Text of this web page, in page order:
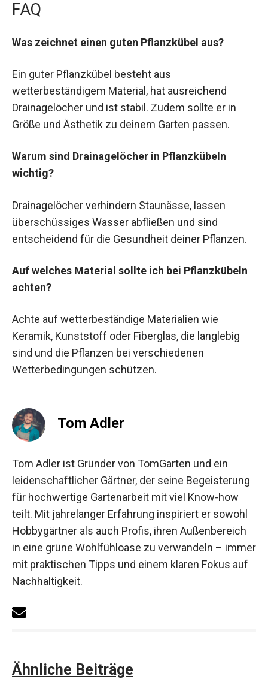
FAQ
Was zeichnet einen guten Pflanzkübel aus?
Ein guter Pflanzkübel besteht aus
wetterbeständigem Material, hat ausreichend
Drainagelöcher und ist stabil. Zudem sollte er in
Größe und Ästhetik zu deinem Garten passen.
Warum sind Drainagelöcher in Pflanzkübeln
wichtig?
Drainagelöcher verhindern Staunässe, lassen
überschüssiges Wasser abfließen und sind
entscheidend für die Gesundheit deiner Pflanzen.
Auf welches Material sollte ich bei Pflanzkübeln
achten?
Achte auf wetterbeständige Materialien wie
Keramik, Kunststoff oder Fiberglas, die langlebig
sind und die Pflanzen bei verschiedenen
Wetterbedingungen schützen.
Tom Adler
Tom Adler ist Gründer von TomGarten und ein
leidenschaftlicher Gärtner, der seine Begeisterung
für hochwertige Gartenarbeit mit viel Know-how
teilt. Mit jahrelanger Erfahrung inspiriert er sowohl
Hobbygärtner als auch Profis, ihren Außenbereich
in eine grüne Wohlfühloase zu verwandeln – immer
mit praktischen Tipps und einem klaren Fokus auf
Nachhaltigkeit.
Ähnliche Beiträge